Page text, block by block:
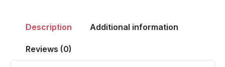
Description Additional information
Reviews (0)